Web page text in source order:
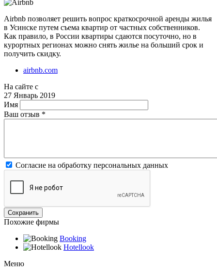
Airbnb позволяет решить вопрос краткосрочной аренды жилья
в Усинске путем съема квартир от частных собственников.
Как правило, в России квартиры сдаются посуточно, но в
курортных регионах можно снять жилье на больший срок и
получить скидку.
airbnb.com
На сайте с
27 Январь 2019
Имя
Ваш отзыв *
Согласие на обработку персональных данных
Похожие фирмы
Booking
Hotellook
Меню